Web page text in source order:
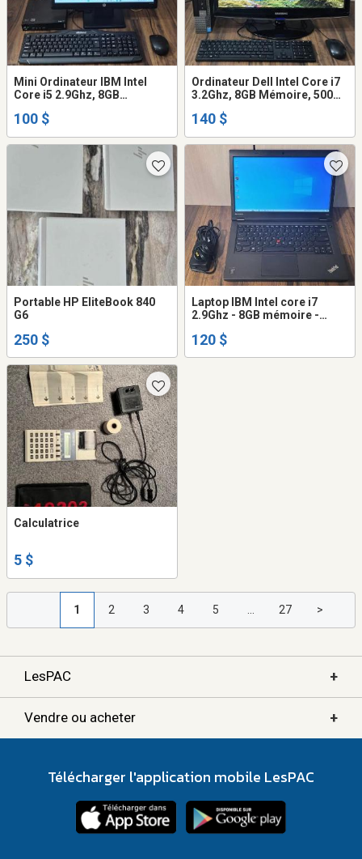
Mini Ordinateur IBM Intel
Core i5 2.9Ghz, 8GB
disque, écran clavier,
100 $
Ordinateur Dell Intel Core i7
3.2Ghz, 8GB Mémoire, 500GB
souris WiFi
140 $
Portable HP EliteBook 840
G6
250 $
Laptop IBM Intel core i7
2.9Ghz - 8GB mémoire -
120 $
Calculatrice
5 $
1 2 3 4 5 ... 27 >
LesPAC +
Vendre ou acheter +
Télécharger l'application mobile LesPAC